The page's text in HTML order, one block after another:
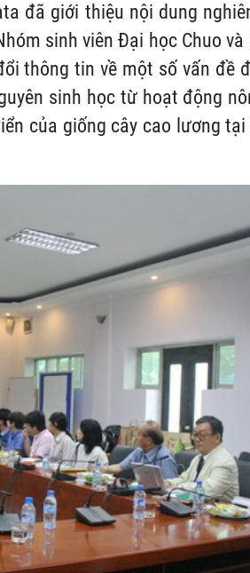
đã giới thiệu nội dung
sinh viên Đại học Chuo và
thông tin về một số vấn đề
sinh học từ hoạt động
của giống cây cao lương